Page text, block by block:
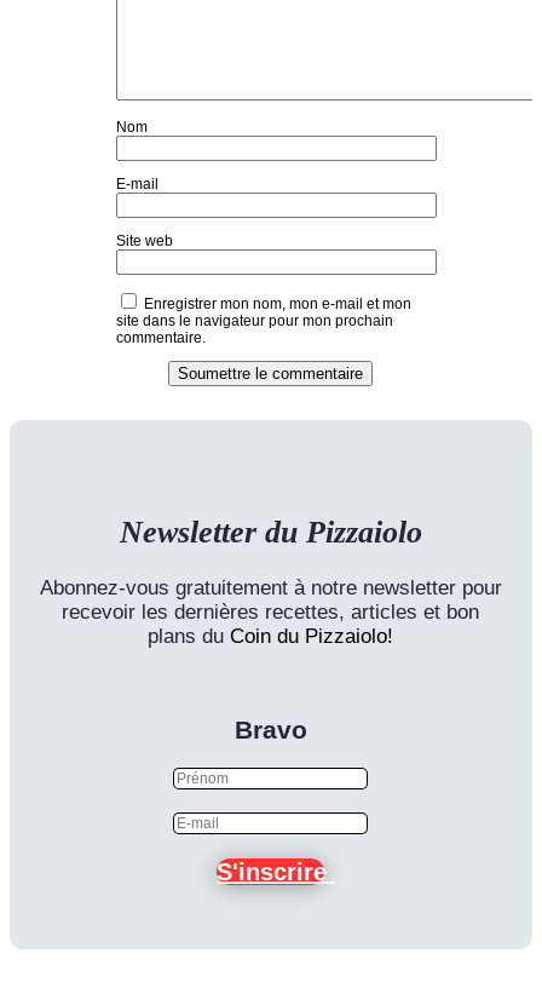
Nom
E-mail
Site web
Enregistrer mon nom, mon e-mail et mon
site dans le navigateur pour mon prochain
commentaire.
Soumettre le commentaire
Newsletter du Pizzaiolo
Abonnez-vous gratuitement à notre newsletter pour
recevoir les dernières recettes, articles et bon
plans duCoin du Pizzaiolo!
Bravo
S'inscrire